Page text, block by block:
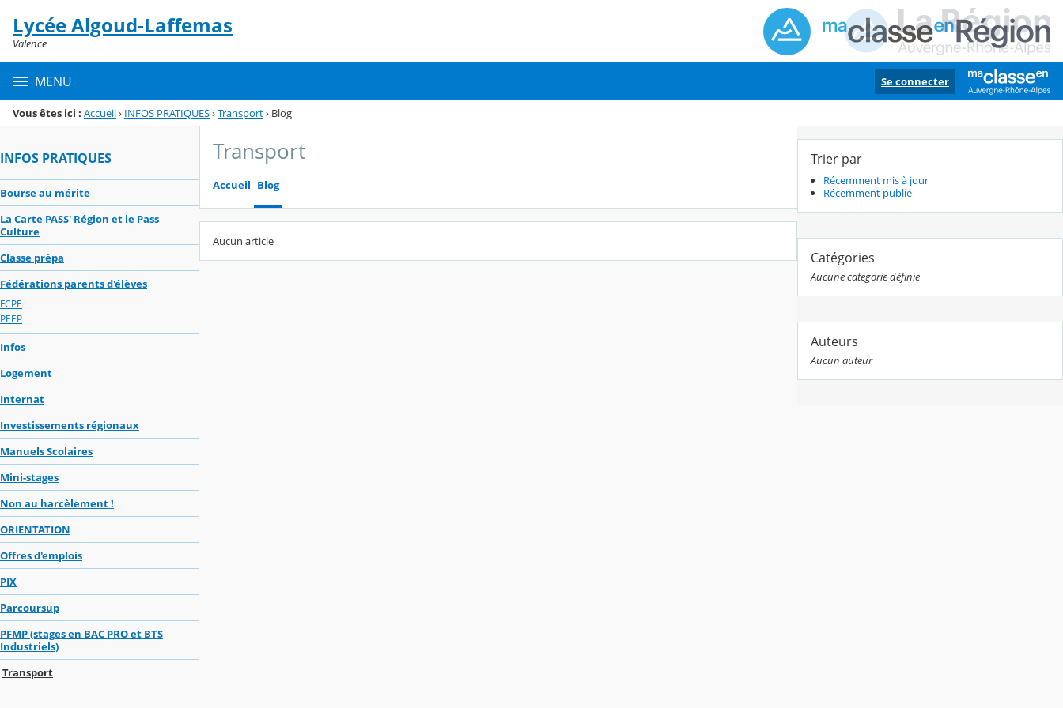
Menu de la rubrique
Contenu
Lycée Algoud-Laffemas
Valence
MENU Se connecter
Vous êtes ici : Accueil› INFOS PRATIQUES›Transport› Blog
INFOS PRATIQUES
Bourse au mérite
La Carte PASS' Région et le Pass
Culture
Classe prépa
Fédérations parents d'élèves
FCPE
PEEP
Infos
Logement
Internat
Investissements régionaux
Manuels Scolaires
Mini-stages
Non au harcèlement !
ORIENTATION
Offres d'emplois
PIX
Parcoursup
PFMP (stages en BAC PRO et BTS
Industriels)
Transport
Transport
Accueil Blog
Aucun article
Trier par
Récemment mis à jour
Récemment publié
Catégories
Aucune catégorie définie
Auteurs
Aucun auteur